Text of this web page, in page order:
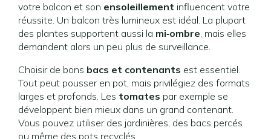
votre balcon et son ensoleillement influencent votre
réussite. Un balcon très lumineux est idéal. La plupart
des plantes supportent aussi la mi‑ombre, mais elles
demandent alors un peu plus de surveillance.
Choisir de bons bacs et contenants est essentiel.
Tout peut pousser en pot, mais privilégiez des formats
larges et profonds. Les tomates par exemple se
développent bien mieux dans un grand contenant.
Vous pouvez utiliser des jardinières, des bacs percés
ou même des pots recyclés.